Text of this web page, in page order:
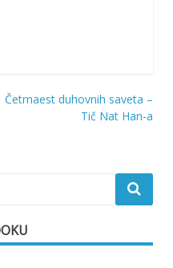
Četrnaest duhovnih saveta –
Tič Nat Han-a